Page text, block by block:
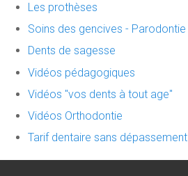
Les prothèses
Soins des gencives - Parodontie
Dents de sagesse
Vidéos pédagogiques
Vidéos "vos dents à tout age"
Vidéos Orthodontie
Tarif dentaire sans dépassement